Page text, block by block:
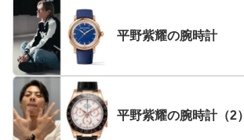
平野紫耀の腕時計
平野紫耀の腕時計（2）